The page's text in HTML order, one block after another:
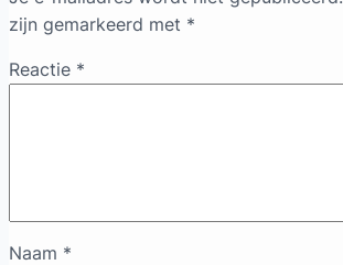
zijn gemarkeerd met *
Reactie *
Naam *